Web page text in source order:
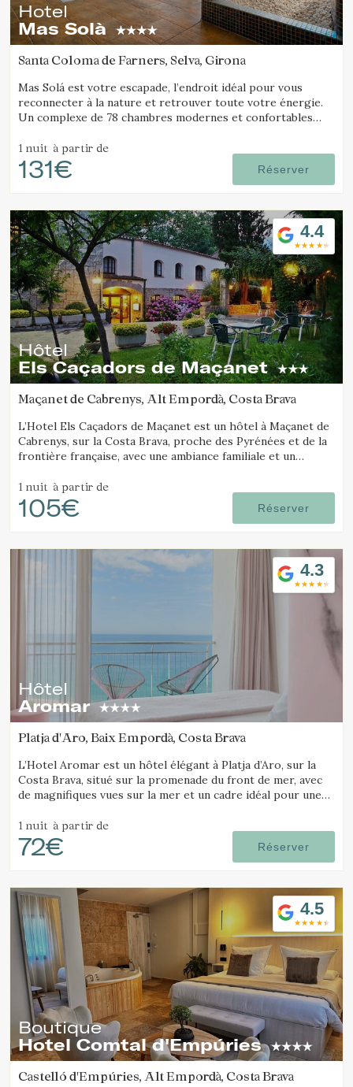
Hotel
Mas Solà
Santa Coloma de Farners, Selva, Girona
Mas Solá est votre escapade, l’endroit idéal pour vous
reconnecter à la nature et retrouver toute votre énergie.
Un complexe de 78 chambres modernes et confortables
1 nuit à partir de
131€ Réserver
4.4
Hôtel
Els Caçadors de Maçanet
Maçanet de Cabrenys, Alt Empordà, Costa Brava
L’Hotel Els Caçadors de Maçanet est un hôtel à Maçanet de
Cabrenys, sur la Costa Brava, proche des Pyrénées et de la
frontière française, avec une ambiance familiale et un
1 nuit à partir de
105€ Réserver
4.3
Hôtel
Aromar
Platja d'Aro, Baix Empordà, Costa Brava
L’Hotel Aromar est un hôtel élégant à Platja d’Aro, sur la
Costa Brava, situé sur la promenade du front de mer, avec
de magnifiques vues sur la mer et un cadre idéal pour une
1 nuit à partir de
72€ Réserver
4.5
Boutique
Hotel Comtal d'Empúries
Castelló d'Empúries, Alt Empordà, Costa Brava